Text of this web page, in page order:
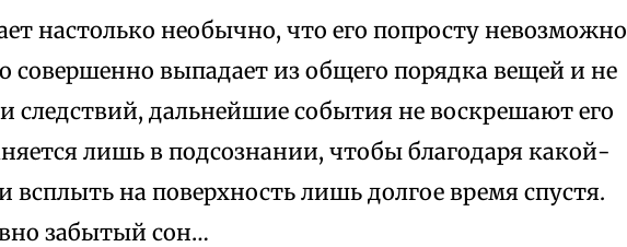
настолько необычно, что его попросту невозможно
совершенно выпадает из общего порядка вещей и не
следствий, дальнейшие события не воскрешают его
лишь в подсознании, чтобы благодаря какой-
всплыть на поверхность лишь долгое время спустя.
забытый сон…